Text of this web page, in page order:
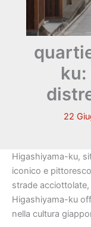
ku:
22
Higashiyama-ku,
iconico e
strade acciottolate,
Higashiyama-ku
nella cultura